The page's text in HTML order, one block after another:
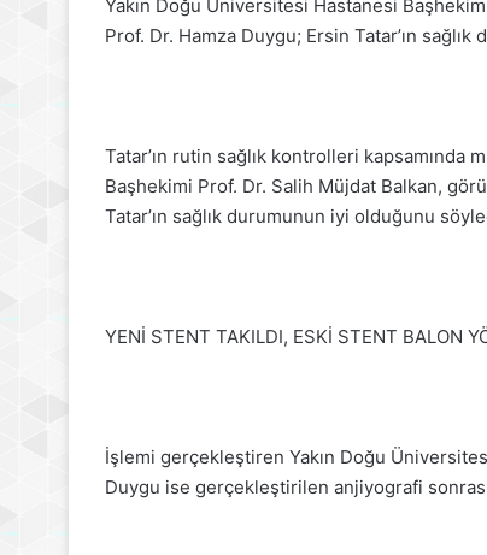
Yakın Doğu Üniversitesi Hastanesi
Prof. Dr. Hamza Duygu; Ersin Tatar’ın
Tatar’ın rutin sağlık kontrolleri
Başhekimi Prof. Dr. Salih Müjdat Balkan,
Tatar’ın sağlık durumunun iyi olduğunu
YENİ STENT TAKILDI, ESKİ STENT BALON
İşlemi gerçekleştiren Yakın Doğu
Duygu ise gerçekleştirilen anjiyografi